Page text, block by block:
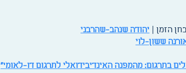
הזמן | יהודה שנהב-שהרבני
ששון-לוי
בתרגום: מהמפנה האינדיבידואלי לתרגום דו-לאומי"